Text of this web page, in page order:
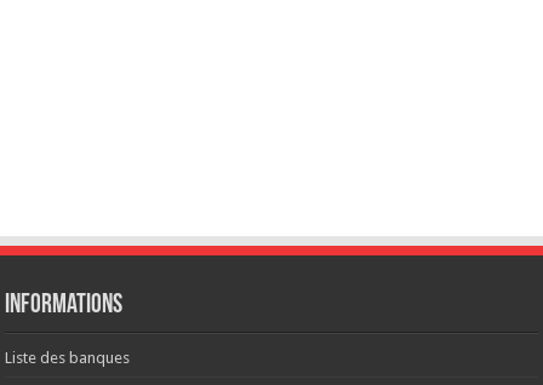
Informations
Liste des banques